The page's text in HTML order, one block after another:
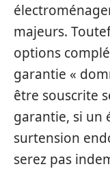
majeurs.
options
garantie «
être souscrite
garantie, si un
surtension
serez pas